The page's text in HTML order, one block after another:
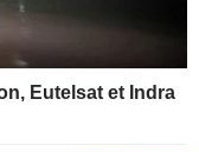
Eutelsat et Indra